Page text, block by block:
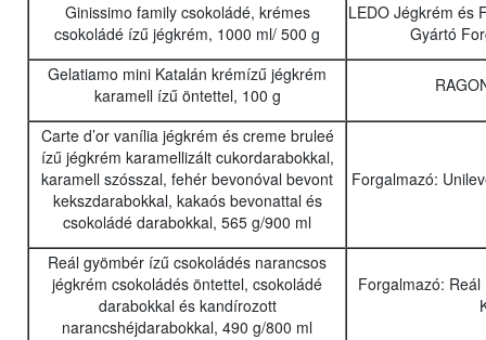
Ginissimo family csokoládé, krémes
csokoládé ízű jégkrém, 1000 ml/ 500 g
LEDO Jégkrém és
Gyártó
Gelatiamo mini Katalán krémízű jégkrém
karamell ízű öntettel, 100 g
Carte d’or vanília jégkrém és creme bruleé
ízű jégkrém karamellizált cukordarabokkal,
karamell szósszal, fehér bevonóval bevont
kekszdarabokkal, kakaós bevonattal és
csokoládé darabokkal, 565 g/900 ml
Forgalmazó:
Reál gyömbér ízű csokoládés narancsos
jégkrém csokoládés öntettel, csokoládé
darabokkal és kandírozott
narancshéjdarabokkal, 490 g/800 ml
Forgalmazó: